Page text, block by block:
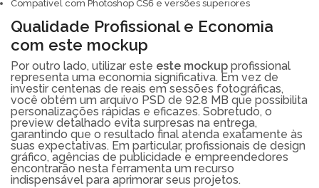
Compatível com Photoshop CS6 e versões superiores
Qualidade Profissional e Economia
com este mockup
Por outro lado, utilizar este este mockup profissional
representa uma economia significativa. Em vez de
investir centenas de reais em sessões fotográficas,
você obtém um arquivo PSD de 92.8 MB que possibilita
personalizações rápidas e eficazes. Sobretudo, o
preview detalhado evita surpresas na entrega,
garantindo que o resultado final atenda exatamente às
suas expectativas. Em particular, profissionais de design
gráfico, agências de publicidade e empreendedores
encontrarão nesta ferramenta um recurso
indispensável para aprimorar seus projetos.